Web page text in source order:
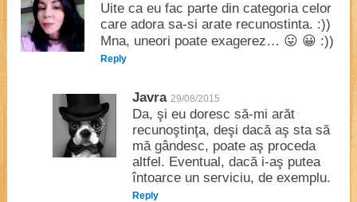
Uite ca eu fac parte din categoria celor
care adora sa-si arate recunostinta. :))
Mna, uneori poate exagerez… 😛 😀 :))
Reply
Javra 29/08/2015
Da, şi eu doresc să-mi arăt
recunoştinţa, deşi dacă aş sta să
mă gândesc, poate aş proceda
altfel. Eventual, dacă i-aş putea
întoarce un serviciu, de exemplu.
Reply